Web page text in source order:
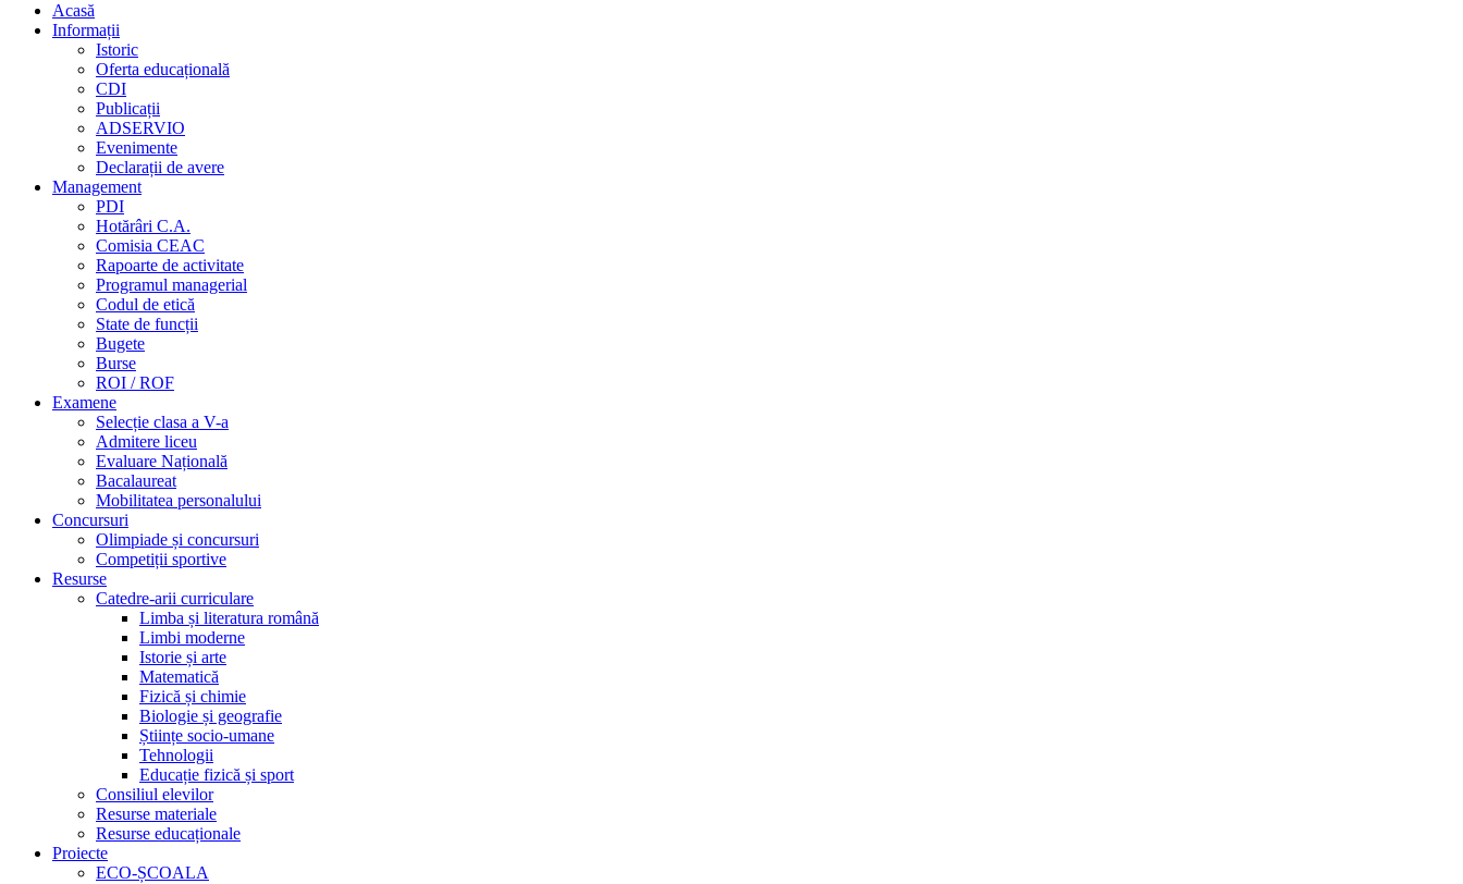
Acasă
Informații
Istoric
Oferta educațională
CDI
Publicații
ADSERVIO
Evenimente
Declarații de avere
Management
PDI
Hotărâri C.A.
Comisia CEAC
Rapoarte de activitate
Programul managerial
Codul de etică
State de funcții
Bugete
Burse
ROI / ROF
Examene
Selecție clasa a V-a
Admitere liceu
Evaluare Națională
Bacalaureat
Mobilitatea personalului
Concursuri
Olimpiade și concursuri
Competiții sportive
Resurse
Catedre-arii curriculare
Limba și literatura română
Limbi moderne
Istorie și arte
Matematică
Fizică și chimie
Biologie și geografie
Științe socio-umane
Tehnologii
Educație fizică și sport
Consiliul elevilor
Resurse materiale
Resurse educaționale
Proiecte
ECO-ȘCOALA